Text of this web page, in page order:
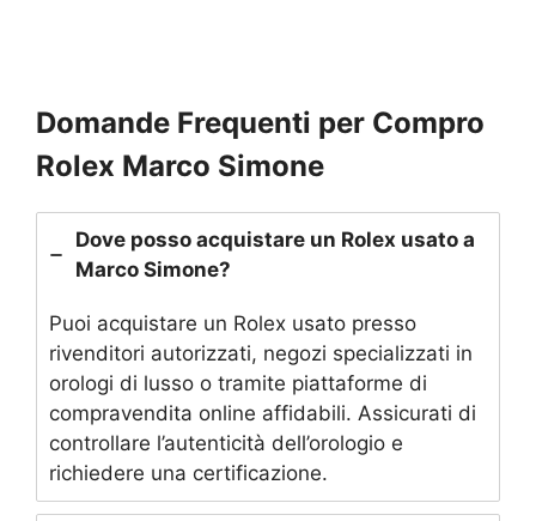
Domande Frequenti per Compro
Rolex Marco Simone
Dove posso acquistare un Rolex usato a
Marco Simone?
Puoi acquistare un Rolex usato presso
rivenditori autorizzati, negozi specializzati in
orologi di lusso o tramite piattaforme di
compravendita online affidabili. Assicurati di
controllare l’autenticità dell’orologio e
richiedere una certificazione.